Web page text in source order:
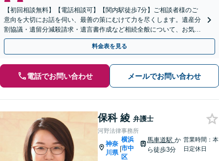
【初回相談無料】【電話相談可】【関内駅徒歩7分】ご相談者様のご
意向を大切にお話を伺い、最善の策にむけて力を尽くします。遺産分
割協議・遺留分減殺請求・遺言書作成など相続全般について、お気軽
にご相談ください。
料金表を見る
電話でお問い合わせ メールでお問い合わせ
保科 綾 弁護士
河野法律事務所
神奈
川県
|
横浜
市中
区
馬車道駅か
ら徒歩3分
営業時間：本
日定休日